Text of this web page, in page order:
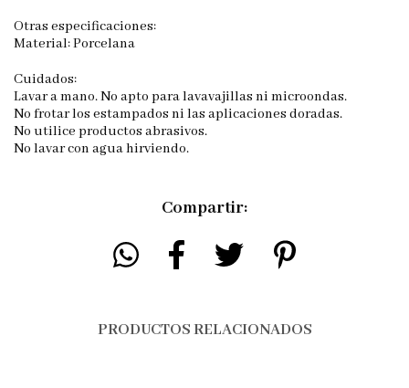
Otras especificaciones:
Material: Porcelana
Cuidados:
Lavar a mano. No apto para lavavajillas ni microondas.
No frotar los estampados ni las aplicaciones doradas.
No utilice productos abrasivos.
No lavar con agua hirviendo.
Compartir:
PRODUCTOS RELACIONADOS